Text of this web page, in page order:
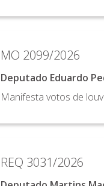
MO 2099/2026
Deputado Eduardo
Manifesta votos de
REQ 3031/2026